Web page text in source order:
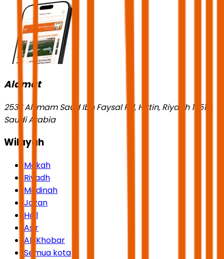
Alamat
2533 Al Imam Saud Ibn Faysal Rd, Hittin, Riyadh 13518,
Saudi Arabia
Wilayah
Mekah
Riyadh
Madinah
Jazan
Hail
Asir
Al-Khobar
Semua kota